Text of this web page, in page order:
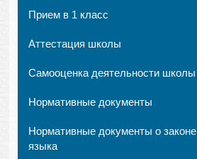
Прием в 1 класс
Аттестация школы
Самооценка деятельности школы
Нормативные документы
Нормативные документы о законе
языка